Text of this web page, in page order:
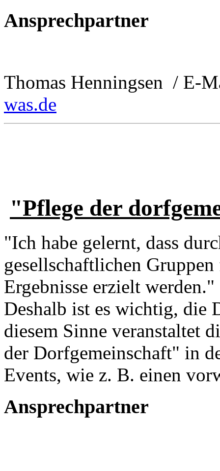
Ansprechpartner
Thomas Henningsen / E-
was.de
"Pflege der
"Ich habe gelernt, dass
gesellschaftlichen
Ergebnisse erzielt
Deshalb ist es wichtig, die
diesem Sinne veranstaltet
der Dorfgemeinschaft" in
Events, wie z. B. einen
Ansprechpartner